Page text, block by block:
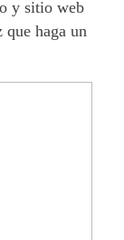
y sitio web
que haga un